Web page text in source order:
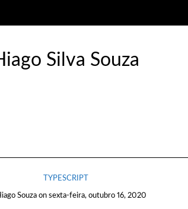
Silva Souza
TYPESCRIPT
Souza on sexta-feira, outubro 16, 2020